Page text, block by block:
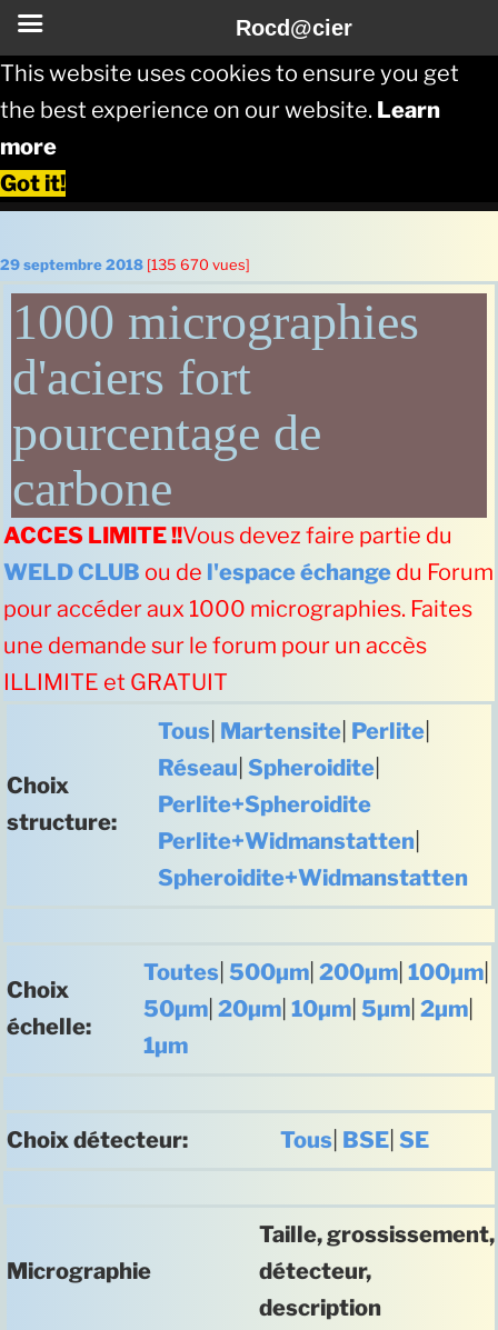
This website uses cookies to ensure you get
the best experience on our website. Learn
more
Got it!
Aller
au
contenu
principal
29 septembre 2018 [135 670 vues]
1000 micrographies
d'aciers fort
pourcentage de
carbone
ACCES LIMITE !!Vous devez faire partie du
WELD CLUB ou de l'espace échange du Forum
pour accéder aux 1000 micrographies. Faites
une demande sur le forum pour un accès
ILLIMITE et GRATUIT
Choix
structure:
Tous Martensite Perlite
Réseau Spheroidite
Perlite+Spheroidite
Perlite+Widmanstatten
Spheroidite+Widmanstatten
Choix
échelle:
Toutes 500µm 200µm 100µm
50µm 20µm 10µm 5µm 2µm
1µm
Choix détecteur: Tous BSE SE
Micrographie
Taille, grossissement,
détecteur,
description
Rocd@cier